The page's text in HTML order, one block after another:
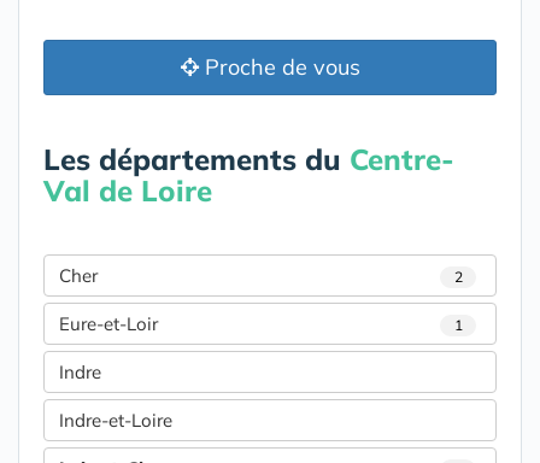
Proche de vous
Les départements du Centre-
Val de Loire
Cher 2
Eure-et-Loir 1
Indre
Indre-et-Loire